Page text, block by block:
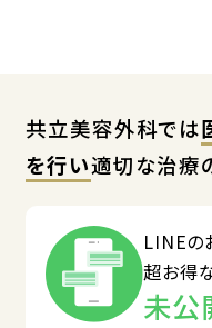
共立美容外科では
を行い適切な治療
LINEの
超お得
未公